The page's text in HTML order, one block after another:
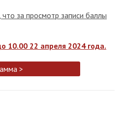
за просмотр записи баллы
10.00 22 апреля 2024 года.
>